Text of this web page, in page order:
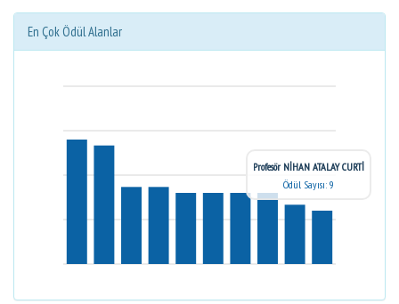
En Çok Ödül Alanlar
Profesör NİHAN ATALAY CURTİ
Ödül Sayısı: 9